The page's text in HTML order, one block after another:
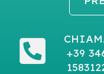
+39